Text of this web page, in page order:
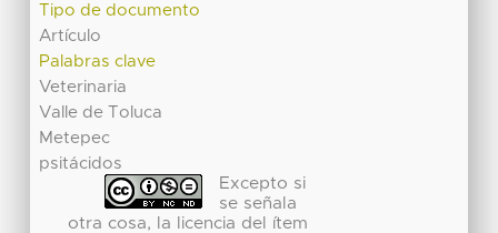
Tipo de documento
Artículo
Palabras clave
Veterinaria
Valle de Toluca
Metepec
psitácidos
Excepto si
se señala
otra cosa, la licencia del ítem